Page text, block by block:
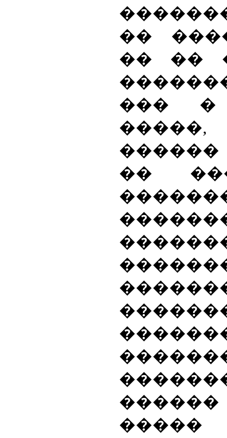
��
�� ��
��� �
������
��
�����